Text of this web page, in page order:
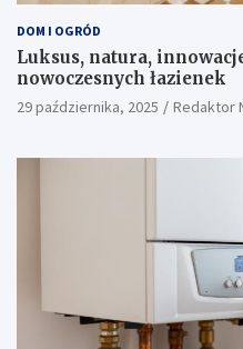
DOM I OGRÓD
Luksus, natura,
nowoczesnych łazienek
29 października, 2025 Redaktor